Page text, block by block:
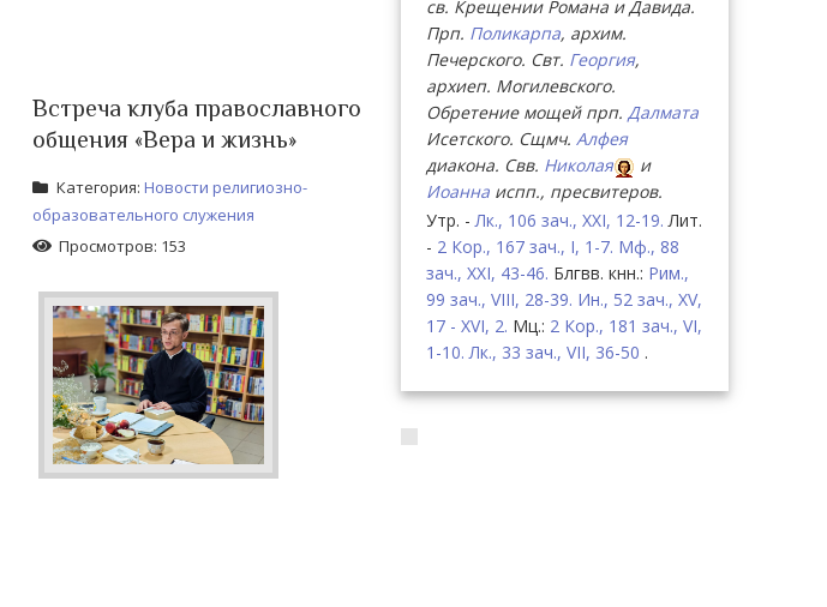
Встреча клуба православного
общения «Вера и жизнь»
Категория: Новости религиозно-
образовательного служения
Просмотров: 153
св. Крещении Романа и Давида.
Прп. Поликарпа, архим.
Печерского. Свт. Георгия,
архиеп. Могилевского.
Обретение мощей прп.Далмата
Исетского. Сщмч.Алфея
диакона. Свв. Николая
и
Иоанна испп., пресвитеров.
Утр. -Лк., 106 зач., XXI, 12-19. Лит.
- 2 Кор., 167 зач., I, 1-7. Мф., 88
зач., XXI, 43-46. Блгвв. кнн.: Рим.,
99 зач., VIII, 28-39. Ин., 52 зач., XV,
17 - XVI, 2. Мц.: 2 Кор., 181 зач., VI,
1-10. Лк., 33 зач., VII, 36-50 .